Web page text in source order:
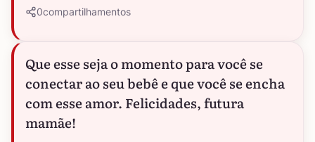
0compartilhamentos
Que esse seja o momento para você se
conectar ao seu bebê e que você se encha
com esse amor. Felicidades, futura
mamãe!